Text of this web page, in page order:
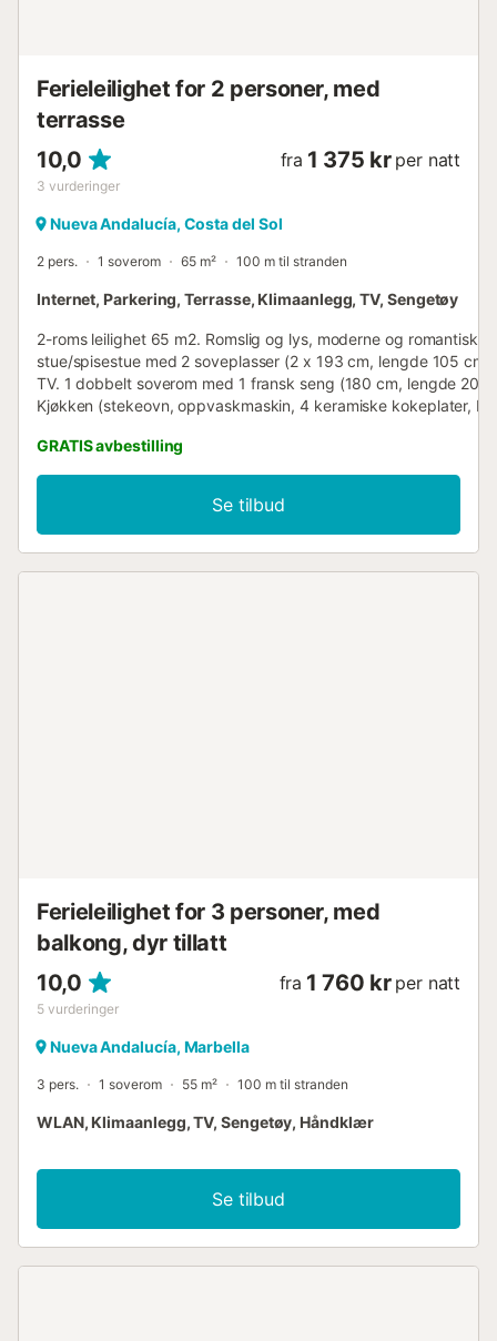
Ferieleilighet for 2 personer, med
terrasse
10,0
3 vurderinger
fra 1 375 kr per natt
Nueva Andalucía, Costa del Sol
2 pers. 1 soverom 65 m² 100 m til stranden
Internet, Parkering, Terrasse, Klimaanlegg, TV, Sengetøy
2-roms leilighet 65 m2. Romslig og lys, moderne og romantisk
stue/spisestue med 2 soveplasser (2 x 193 cm, lengde 105
TV. 1 dobbelt soverom med 1 fransk seng (180 cm, lengde 200
Kjøkken (stekeovn, oppvaskmaskin, 4 keramiske kokeplater,
kaffemaskin (Nespresso Dior) ekstra). Dusj/WC, dobbel servant.
Klimaanlegg, sentralvarme. Terrasse 12 m2, overbygd.
Delvis utsikt over havet og havnen. Fasiliteter: vaskemaskin,
barnestol, barneseng, hårføner. Internett (WiFi, gratis). VUT/
Reg. Nr.:
GRATIS avbestilling
Se tilbud
Ferieleilighet for 3 personer, med
balkong, dyr tillatt
10,0
5 vurderinger
fra 1 760 kr per natt
Nueva Andalucía, Marbella
3 pers. 1 soverom 55 m² 100 m til stranden
WLAN, Klimaanlegg, TV, Sengetøy, Håndklær
Se tilbud